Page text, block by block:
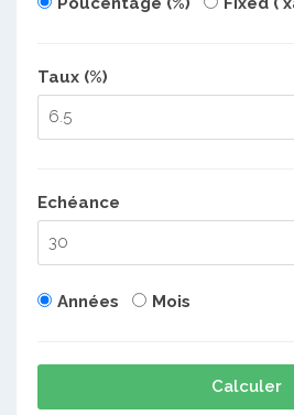
Taux (%)
Echéance
Années Mois
Calculer